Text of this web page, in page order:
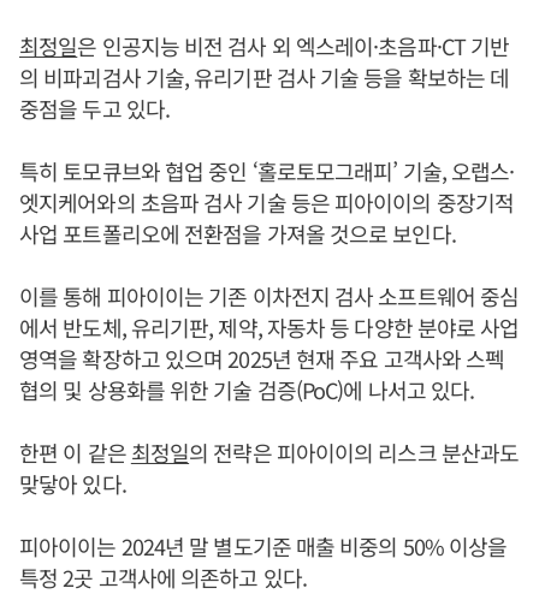
최정일은 인공지능 비전 검사 외 엑스레이·초음파·CT 기반
의 비파괴검사 기술, 유리기판 검사 기술 등을 확보하는 데
중점을 두고 있다.
특히 토모큐브와 협업 중인 ‘홀로토모그래피’ 기술, 오랩스·
엣지케어와의 초음파 검사 기술 등은 피아이이의 중장기적
사업 포트폴리오에 전환점을 가져올 것으로 보인다.
이를 통해 피아이이는 기존 이차전지 검사 소프트웨어 중심
에서 반도체, 유리기판, 제약, 자동차 등 다양한 분야로 사업
영역을 확장하고 있으며 2025년 현재 주요 고객사와 스펙
협의 및 상용화를 위한 기술 검증(PoC)에 나서고 있다.
한편 이 같은최정일의 전략은 피아이이의 리스크 분산과도
맞닿아 있다.
피아이이는 2024년 말 별도기준 매출 비중의 50% 이상을
특정 2곳 고객사에 의존하고 있다.